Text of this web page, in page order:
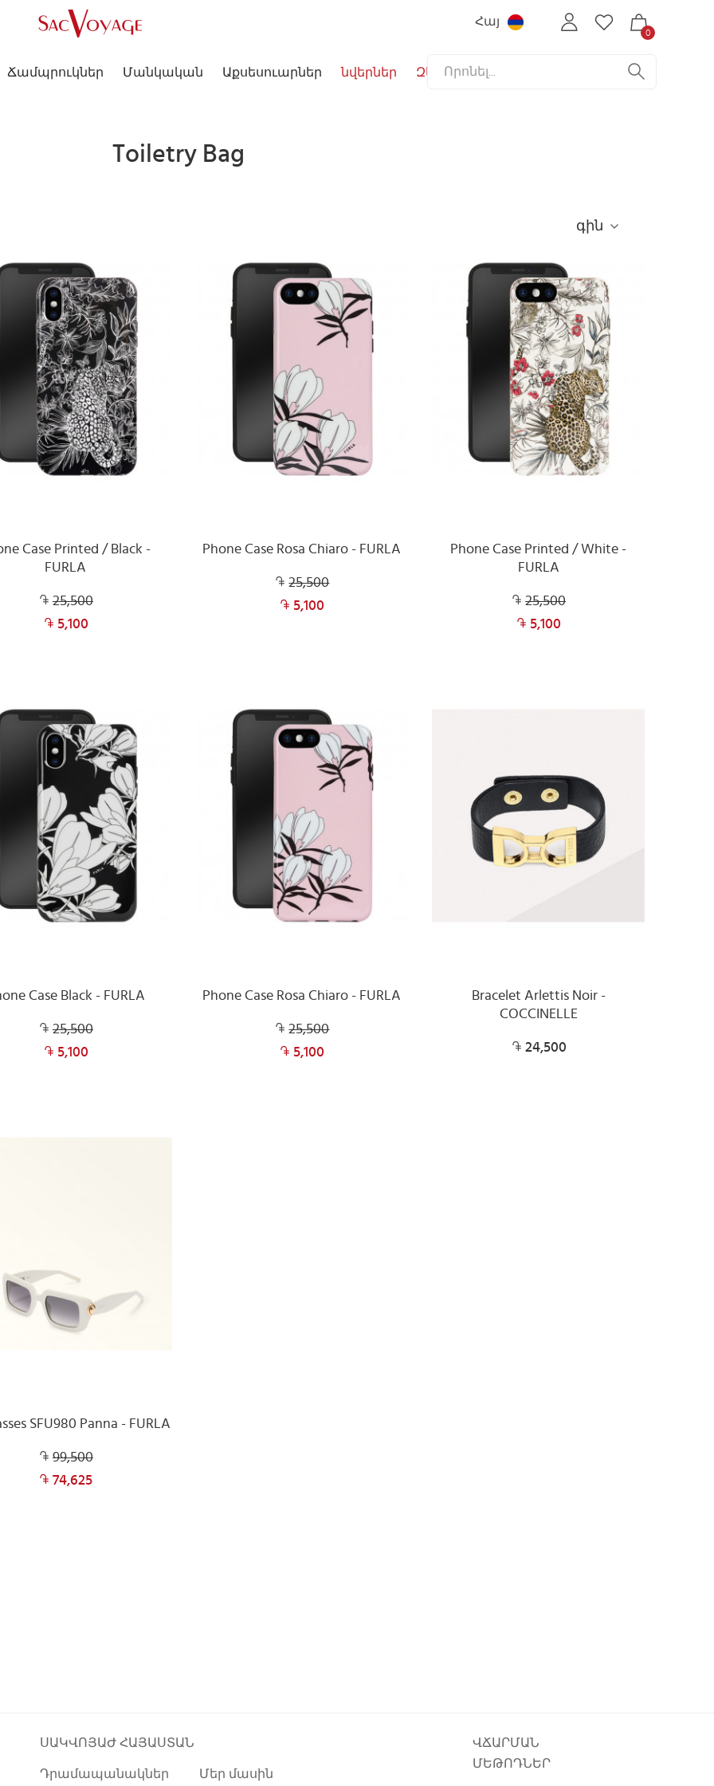
Հայ
0
Ճամպրուկներ Մանկական Աքսեսուարներ նվերներ Զեղչեր
Toiletry Bag
գին
Case Printed / Black -
FURLA
25,500
5,100
Phone Case Rosa Chiaro - FURLA
25,500
5,100
Phone Case Printed / White -
FURLA
25,500
5,100
Case Black - FURLA
25,500
5,100
Phone Case Rosa Chiaro - FURLA
25,500
5,100
Bracelet Arlettis Noir -
COCCINELLE
24,500
SFU980 Panna - FURLA
99,500
74,625
ՍԱԿՎՈՅԱԺ ՀԱՅԱՍՏԱՆ
Դրամապանակներ Մեր մասին
ՎՃԱՐՄԱՆ
ՄԵԹՈԴՆԵՐ